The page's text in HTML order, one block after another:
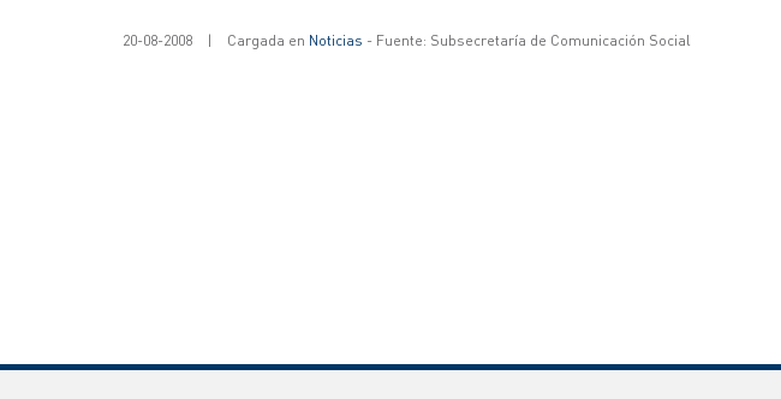
20-08-2008 | Cargada en Noticias - Fuente: Subsecretaría de Comunicación Social